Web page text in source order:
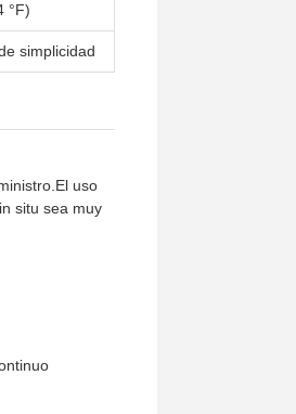
°F)
simplicidad
uso
situ sea muy